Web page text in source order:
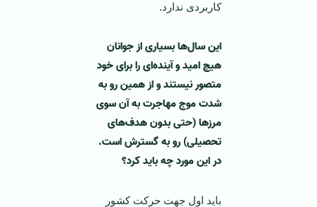
کاربردی ندارد.
این سال‌ها بسیاری از جوانان
هیچ امید و آینده‌ای را برای خود
متصور نیستند و از همین رو به
شدت موج مهاجرت به آن سوی
مرزها (حتی بدون هدف‌های
تحصیلی) رو به گسترش است.
در این مورد چه باید کرد؟
باید اول جهت حرکت کشور